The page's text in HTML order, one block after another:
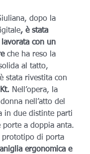
dopo la
, è stata
con un
che ha reso la
al tatto,
stata rivestita con
Nell’opera, la
nell’atto del
in due distinte parti
porte a doppia anta.
prototipo di porta
ergonomica e